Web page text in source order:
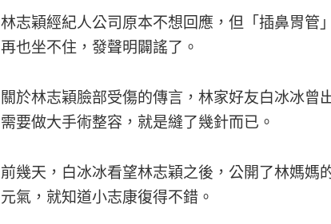
林志穎經紀人公司原本不想回應，但「插鼻胃管
再也坐不住，發聲明闢謠了。
關於林志穎臉部受傷的傳言，林家好友白冰冰曾
需要做大手術整容，就是縫了幾針而已。
前幾天，白冰冰看望林志穎之後，公開了林媽媽
元氣，就知道小志康復得不錯。